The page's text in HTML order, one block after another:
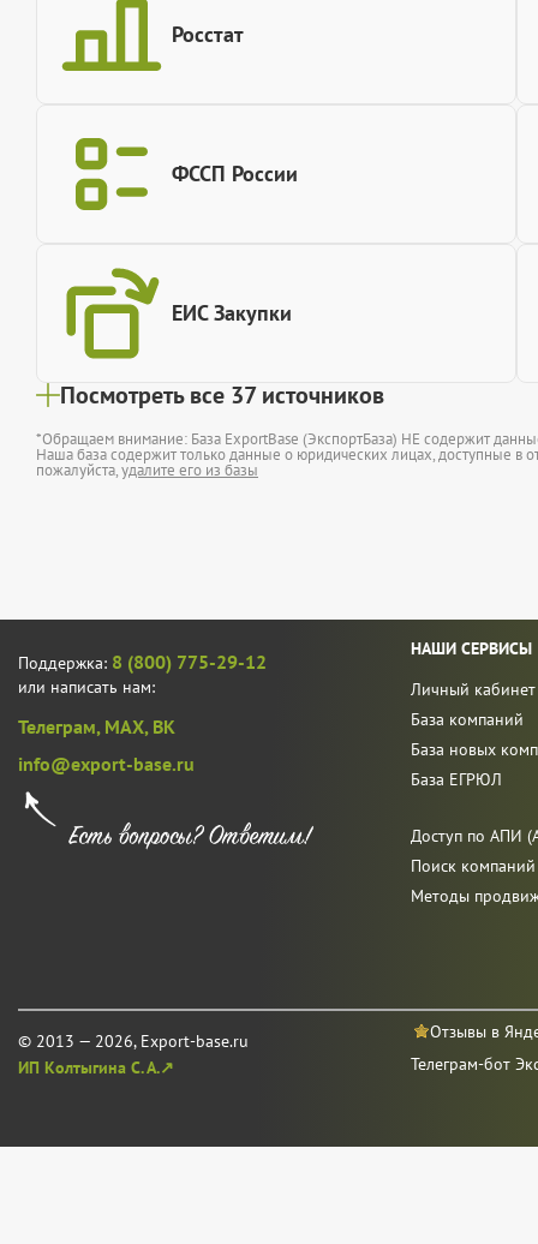
Росстат
ФССП России
ЕИС Закупки
Посмотреть все 37 источников
*Обращаем внимание: База ExportBase (ЭкспортБаза) НЕ содержит
Наша база содержит только данные о юридических лицах, доступные в
пожалуйста,удалите его из базы
Поддержка: 8 (800) 775-29-12
или написать нам:
Телеграм, MAX, ВК
info@export-base.ru
© 2013 — 2026, Export-base.ru
ИП Колтыгина С. А.↗
НАШИ СЕРВИСЫ
Личный кабинет
База компаний
База новых
База ЕГРЮЛ
Доступ по АПИ
Поиск
Методы
Отзывы в
Телеграм-бот